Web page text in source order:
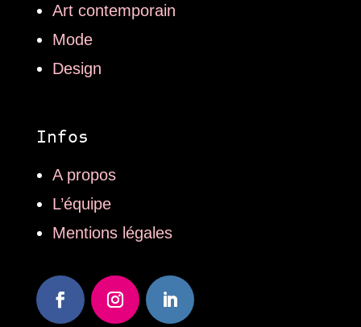
Art contemporain
Mode
Design
Infos
A propos
L’équipe
Mentions légales